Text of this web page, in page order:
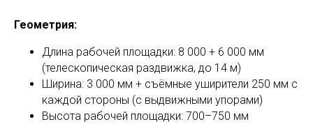
Геометрия:
Длина рабочей площадки: 8 000 + 6 000 мм
(телескопическая раздвижка, до 14 м)
Ширина: 3 000 мм + съёмные уширители 250 мм с
каждой стороны (с выдвижными упорами)
Высота рабочей площадки: 700–750 мм